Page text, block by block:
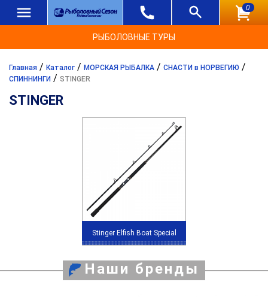
0
РЫБОЛОВНЫЕ ТУРЫ
Главная / Каталог / МОРСКАЯ РЫБАЛКА / СНАСТИ в НОРВЕГИЮ /
СПИННИНГИ / STINGER
STINGER
Stinger Elfish Boat Special
Наши бренды